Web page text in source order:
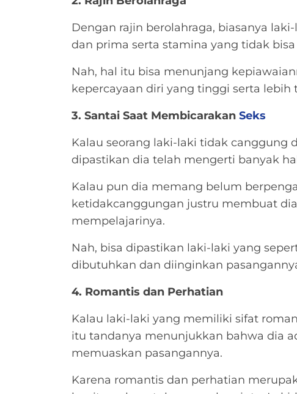
Dengan rajin berolahraga, biasanya
dan prima serta stamina yang tidak
Nah, hal itu bisa menunjang
kepercayaan diri yang tinggi serta
3. Santai Saat Membicarakan Seks
Kalau seorang laki-laki tidak canggung
dipastikan dia telah mengerti banyak
Kalau pun dia memang belum
ketidakcanggungan justru membuat
mempelajarinya.
Nah, bisa dipastikan laki-laki yang
dibutuhkan dan diinginkan
4. Romantis dan Perhatian
Kalau laki-laki yang memiliki sifat
itu tandanya menunjukkan bahwa dia
memuaskan pasangannya.
Karena romantis dan perhatian